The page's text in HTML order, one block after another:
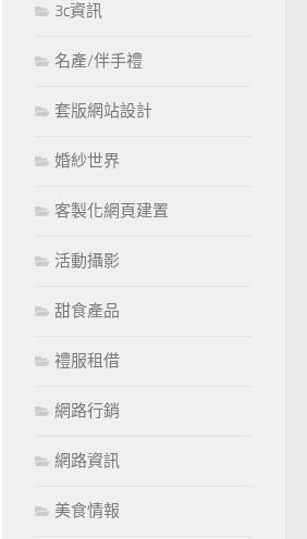
3c資訊
名產/伴手禮
套版網站設計
婚紗世界
客製化網頁建置
活動攝影
甜食產品
禮服租借
網路行銷
網路資訊
美食情報